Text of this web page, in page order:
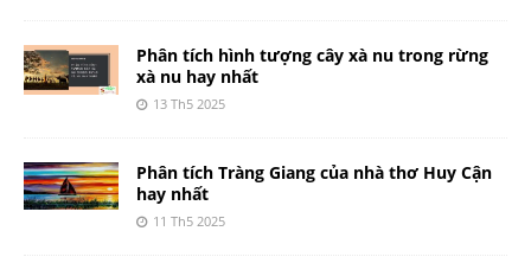
Phân tích hình tượng cây xà nu trong rừng
xà nu hay nhất
13 Th5 2025
Phân tích Tràng Giang của nhà thơ Huy Cận
hay nhất
11 Th5 2025